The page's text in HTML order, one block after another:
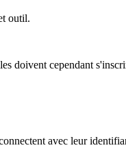
outil.
doivent cependant
avec leur